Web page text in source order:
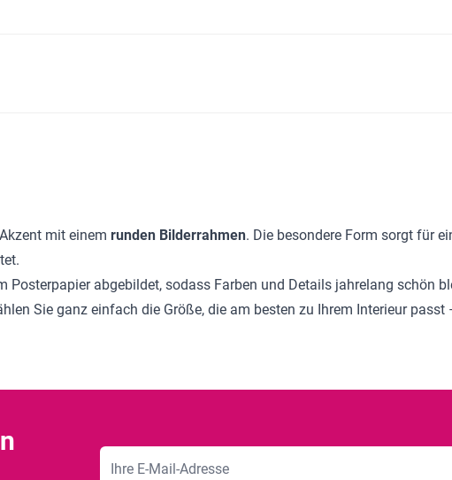
mit einem runden Bilderrahmen. Die besondere Form sorgt für
abgebildet, sodass Farben und Details jahrelang schön
Sie ganz einfach die Größe, die am besten zu Ihrem Interieur
E-Mailadresse